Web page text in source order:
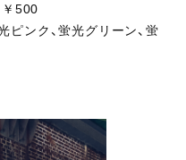
500
ンク、蛍光グリーン、蛍